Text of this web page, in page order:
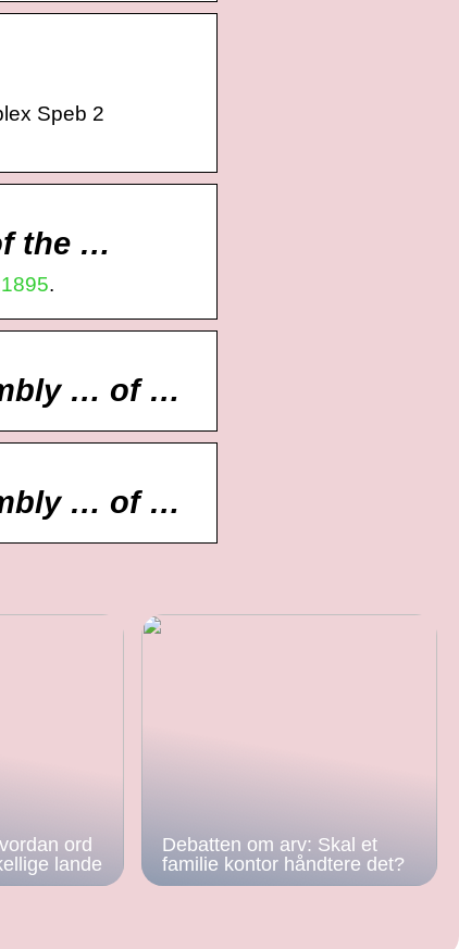
Speb 2
the …
.
… of …
… of …
ord
lande
Debatten om arv: Skal et
familie kontor håndtere det?